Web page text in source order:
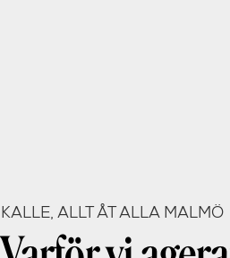
KALLE, ALLT ÅT ALLA MALMÖ